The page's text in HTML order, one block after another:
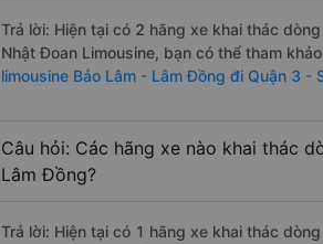
Trả lời: Hiện tại có 2 hãng xe khai thác
Nhật Đoan Limousine, bạn có thể tham
limousine Bảo Lâm - Lâm Đồng đi Quận 3 -
Câu hỏi: Các hãng xe nào khai thác
Lâm Đồng?
Trả lời: Hiện tại có 1 hãng xe khai thác